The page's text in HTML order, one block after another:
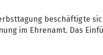
beschäftigte
im Ehrenamt. Das